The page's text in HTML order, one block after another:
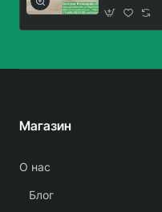
Магазин
О нас
Блог